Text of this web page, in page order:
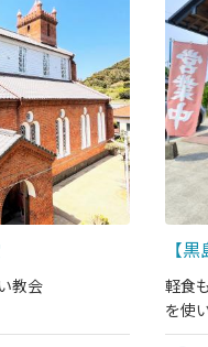
教会
【
軽食
を使
をど